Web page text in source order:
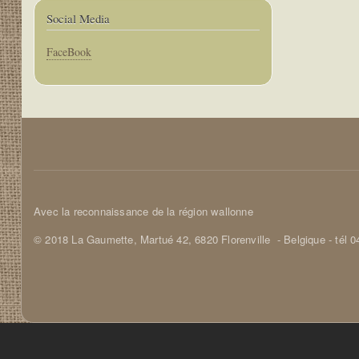
Social Media
Corps
FaceBook
Corps
Avec la reconnaissance de la région wallonne
© 2018 La Gaumette, Martué 42, 6820 Florenville - Belgique - tél